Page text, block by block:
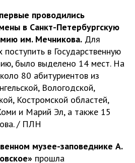
проводились
в Санкт-Петербургскую
им. Мечникова. Для
в Государственную
было выделено 14 мест. На
80 абитуриентов из
Вологодской,
Костромской областей,
и Марий Эл, а также 15
/ ПЛН
музее-заповеднике А.
прошла